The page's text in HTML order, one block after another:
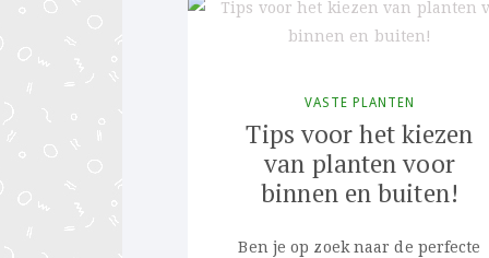
VASTE PLANTEN
Tips voor het kiezen
van planten voor
binnen en buiten!
Ben je op zoek naar de perfecte